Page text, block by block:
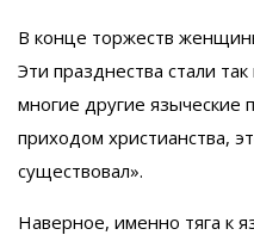
В конце торжеств
Эти празднества стали
многие другие
приходом христианства,
существовал».
Наверное, именно тяга к